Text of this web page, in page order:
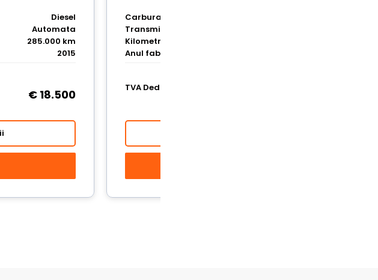
Diesel
Automata
285.000 km
2015
€ 18.500
Carburant
Transmisie
Kilometraj
Anul fabricatiei
TVA Deductibil